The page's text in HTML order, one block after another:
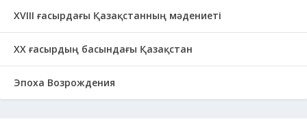
ХVІІІ ғасырдағы Қазақстанның мәдениеті
ХХ ғасырдың басындағы Қазақстан
Эпоха Возрождения